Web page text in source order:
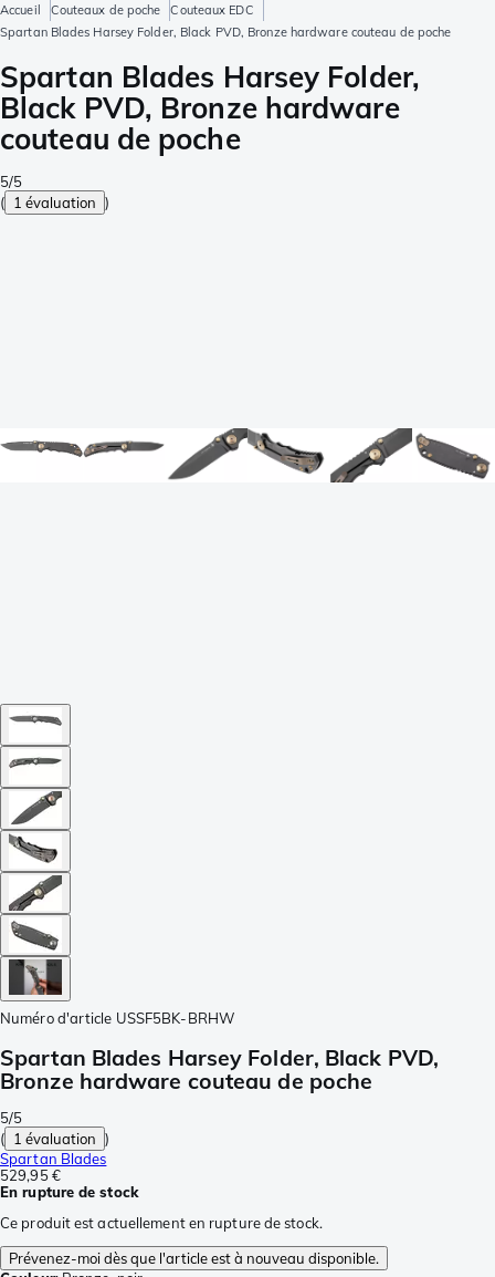
Accueil Couteaux de poche
Couteaux EDC
Spartan Blades Harsey Folder, Black PVD, Bronze hardware couteau de poche
Spartan Blades Harsey Folder,
Black PVD, Bronze hardware
couteau de poche
5/5
( 1 évaluation )
Numéro d'article USSF5BK-BRHW
Spartan Blades Harsey Folder, Black PVD,
Bronze hardware couteau de poche
5/5
( 1 évaluation )
Spartan Blades
529,95 €
En rupture de stock
Ce produit est actuellement en rupture de stock.
Prévenez-moi dès que l'article est à nouveau disponible.